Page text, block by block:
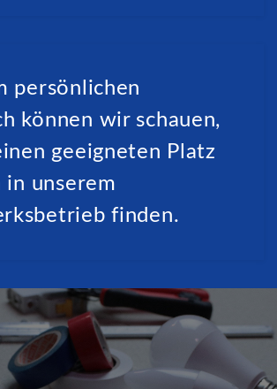
persönlichen
können wir schauen,
geeigneten Platz
in unserem
finden.